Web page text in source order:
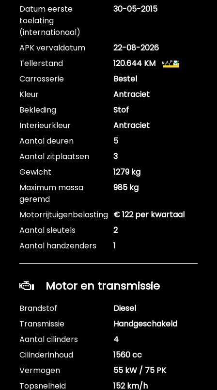
Datum eerste
toelating
(internationaal)
30-05-2015
APK vervaldatum
22-08-2026
Tellerstand
120.644 KM
Carrosserie
Bestel
Kleur
Antraciet
Bekleding
Stof
Interieurkleur
Antraciet
Aantal deuren
5
Aantal zitplaatsen
3
Gewicht
1279 kg
Maximum massa
geremd
985 kg
Motorrijtuigenbelasting € 122 per kwartaal
Aantal sleutels
2
Aantal handzenders
1
Motor en transmissie
Brandstof
Diesel
Transmissie
Handgeschakeld
Aantal cilinders
4
Cilinderinhoud
1560 cc
Vermogen
55 kW / 75 PK
Topsnelheid
152 km/h